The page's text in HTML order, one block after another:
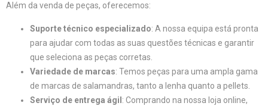
Além da venda de peças, oferecemos:
Suporte técnico especializado: A nossa equipa está pronta
para ajudar com todas as suas questões técnicas e garantir
que seleciona as peças corretas.
Variedade de marcas: Temos peças para uma ampla gama
de marcas de salamandras, tanto a lenha quanto a pellets.
Serviço de entrega ágil : Comprando na nossa loja online,